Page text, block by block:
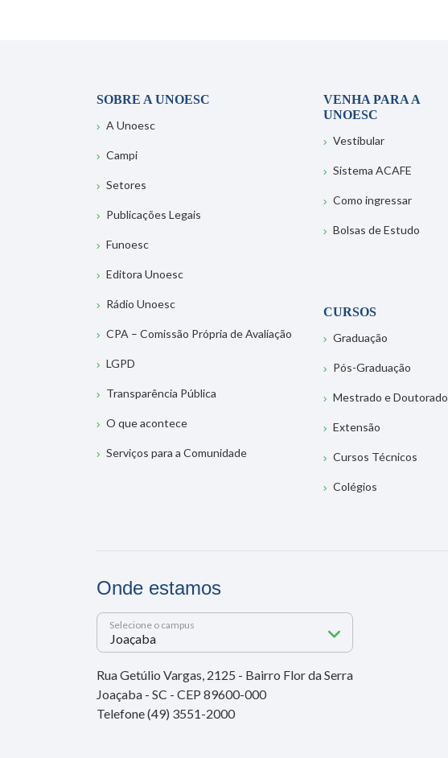
SOBRE A UNOESC
A Unoesc
Campi
Setores
Publicações Legais
Funoesc
Editora Unoesc
Rádio Unoesc
CPA – Comissão Própria de Avaliação
LGPD
Transparência Pública
O que acontece
Serviços para a Comunidade
VENHA PARA A
UNOESC
Vestibular
Sistema ACAFE
Como ingressar
Bolsas de Estudo
CURSOS
Graduação
Pós-Graduação
Mestrado e Doutorado
Extensão
Cursos Técnicos
Colégios
Onde estamos
Selecione o campus
Rua Getúlio Vargas, 2125 - Bairro Flor da Serra
Joaçaba - SC - CEP 89600-000
Telefone (49) 3551-2000